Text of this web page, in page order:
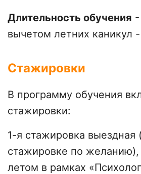
Длительность обучения -
вычетом летних каникул
Стажировки
В программу обучения
стажировки:
1-я стажировка выездная
стажировке по желанию),
летом в рамках